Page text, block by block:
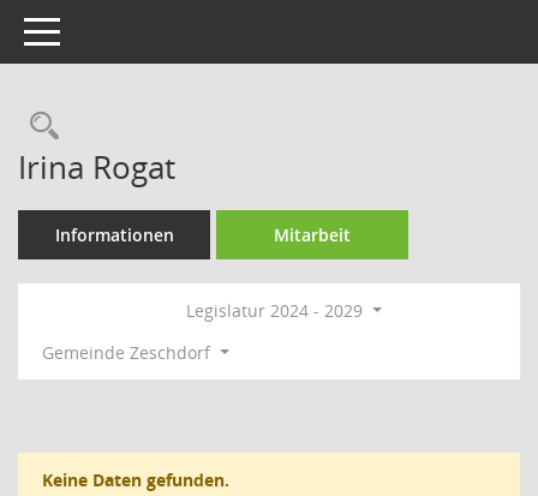
Toggle navigation
Rechercheauswahl
Irina Rogat
Informationen Mitarbeit
Legislatur 2024 - 2029
Gemeinde Zeschdorf
Keine Daten gefunden.